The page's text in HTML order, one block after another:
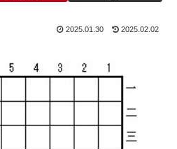
2025.01.30 2025.02.02